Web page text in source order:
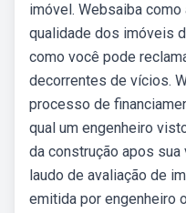
imóvel. Websaiba como
qualidade dos imóveis
como você pode
decorrentes de vícios.
processo de
qual um engenheiro
da construção apos
laudo de avaliação de
emitida por engenheiro